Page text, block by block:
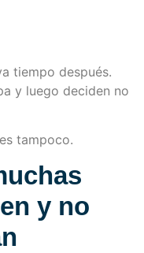
tiempo después.
y luego deciden no
tampoco.
y no